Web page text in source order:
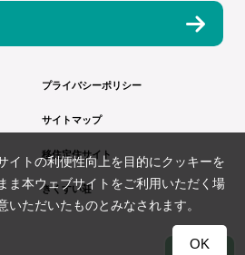
プライバシーポリシー
サイトマップ
移住定住サイト
きくすい荘
イトの利便性向上を目的にクッキーを
ま本ウェブサイトをご利用いただく場
いただいたものとみなされます。
OK